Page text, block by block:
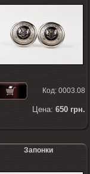
Код: 0003.08
Цена: 650грн.
Запонки